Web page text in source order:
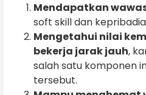
Mendapatkan
soft skill dan
Mengetahui nilai
bekerja jarak jauh,
salah satu komponen
tersebut.